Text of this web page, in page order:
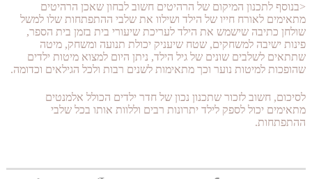
<בנוסף לתכנון המיקום של הרהיטים חשוב לבחון שאכן הרהיטים
מתאימים לאורח חייו של הילד ושילוו את שלבי ההתפתחות שלו למשל
שולחן כתיבה שישמש את הילד לעריכת שיעורי בית בזמן בית הספר,
פינות ישיבה למשחקים, שטח שיעניק יכולת תנועה ומשחק, מיטה
שתתאים לשלבים שונים של גיל הילד, ניתן היום למצוא מיטות ילדים
שהופכות למיטות נוער וכך מתאימות לשנים רבות ולכל הגילאים וכדומה.
לסיכום, חשוב לזכור שתכנון נכון של חדר ילדים הכולל אלמנטים
מתאימים יכול לספק לילד יתרונות רבים וללוות אותו בכל שלבי
ההתפתחות.